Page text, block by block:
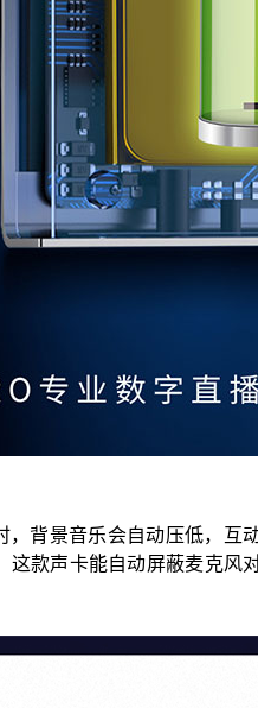
，背景音乐会自动压低，互
款声卡能自动屏蔽麦克风